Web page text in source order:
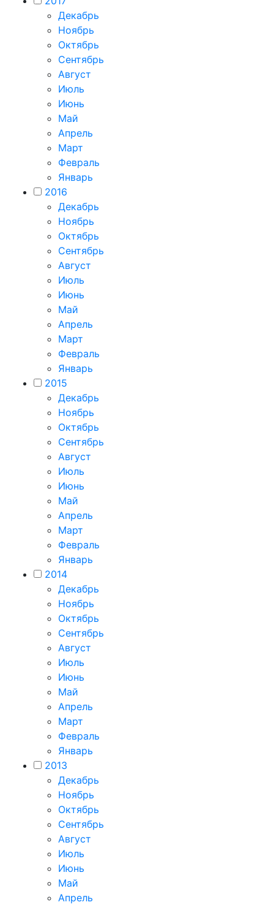
Декабрь
Ноябрь
Октябрь
Сентябрь
Август
Июль
Июнь
Май
Апрель
Март
Февраль
Январь
2016
Декабрь
Ноябрь
Октябрь
Сентябрь
Август
Июль
Июнь
Май
Апрель
Март
Февраль
Январь
2015
Декабрь
Ноябрь
Октябрь
Сентябрь
Август
Июль
Июнь
Май
Апрель
Март
Февраль
Январь
2014
Декабрь
Ноябрь
Октябрь
Сентябрь
Август
Июль
Июнь
Май
Апрель
Март
Февраль
Январь
2013
Декабрь
Ноябрь
Октябрь
Сентябрь
Август
Июль
Июнь
Май
Апрель